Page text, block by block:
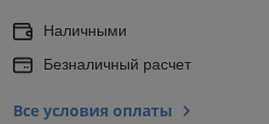
Наличными
Безналичный расчет
Все условия оплаты